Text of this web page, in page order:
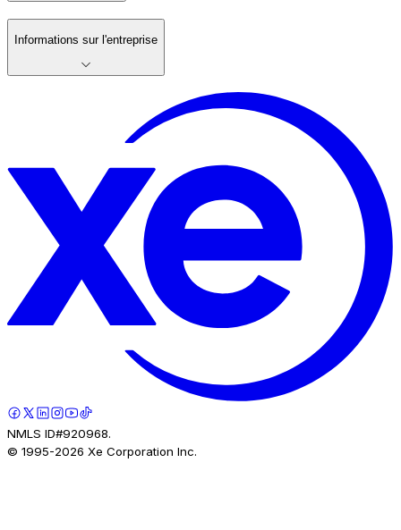
Informations sur l'entreprise
NMLS ID#920968.
© 1995-2026 Xe Corporation Inc.